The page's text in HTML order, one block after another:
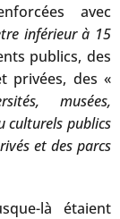
avec
inférieur à 15
publics, des
privées, des «
musées,
culturels publics
et des parcs
là étaient